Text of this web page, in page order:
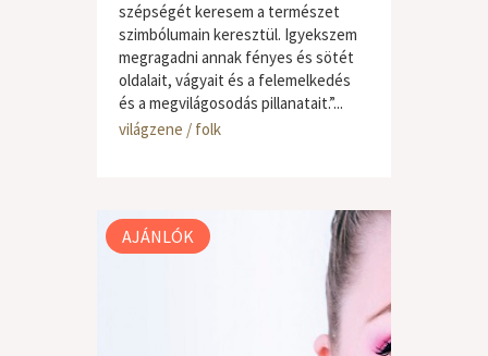
szépségét keresem a természet
szimbólumain keresztül. Igyekszem
megragadni annak fényes és sötét
oldalait, vágyait és a felemelkedés
és a megvilágosodás pillanatait.”...
világzene / folk
AJÁNLÓK